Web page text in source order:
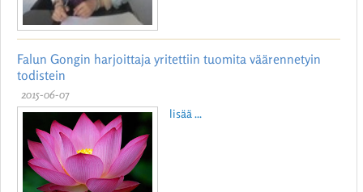
Falun Gongin harjoittaja yritettiin tuomita väärennetyin
todistein
2015-06-07
lisää ...